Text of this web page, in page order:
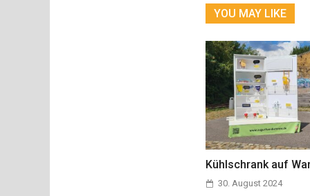
YOU MAY LIKE
Kühlschrank auf
30. August 2024